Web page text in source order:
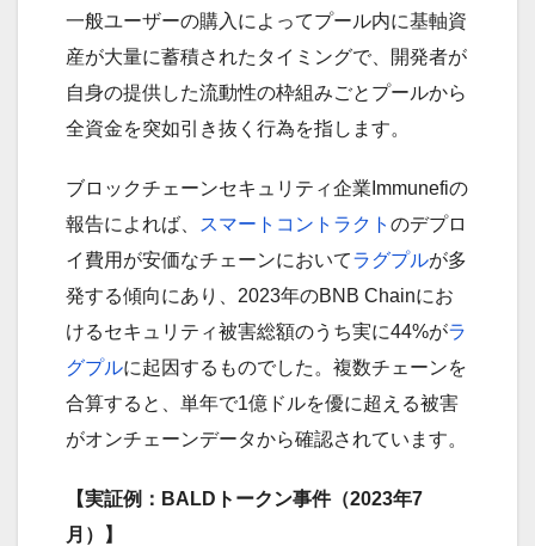
一般ユーザーの購入によってプール内に基軸資
産が大量に蓄積されたタイミングで、開発者が
自身の提供した流動性の枠組みごとプールから
全資金を突如引き抜く行為を指します。
ブロックチェーンセキュリティ企業Immunefiの
報告によれば、
スマートコントラクト のデプロ
イ費用が安価なチェーンにおいてラグプルが多
発する傾向にあり、2023年のBNB Chainにお
けるセキュリティ被害総額のうち実に44%がラ
グプルに起因するものでした。複数チェーンを
合算すると、単年で1億ドルを優に超える被害
がオンチェーンデータから確認されています。
【実証例：BALDトークン事件（2023年7
月）】